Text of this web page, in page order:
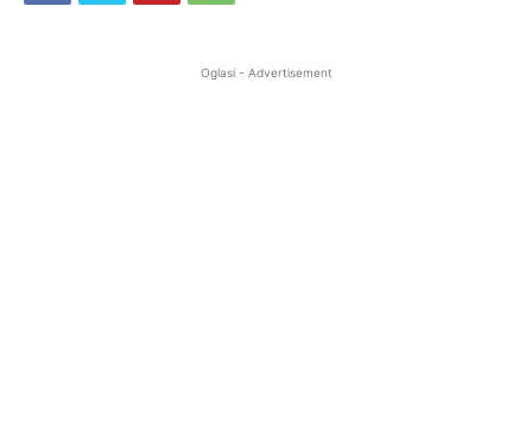
Oglasi - Advertisement